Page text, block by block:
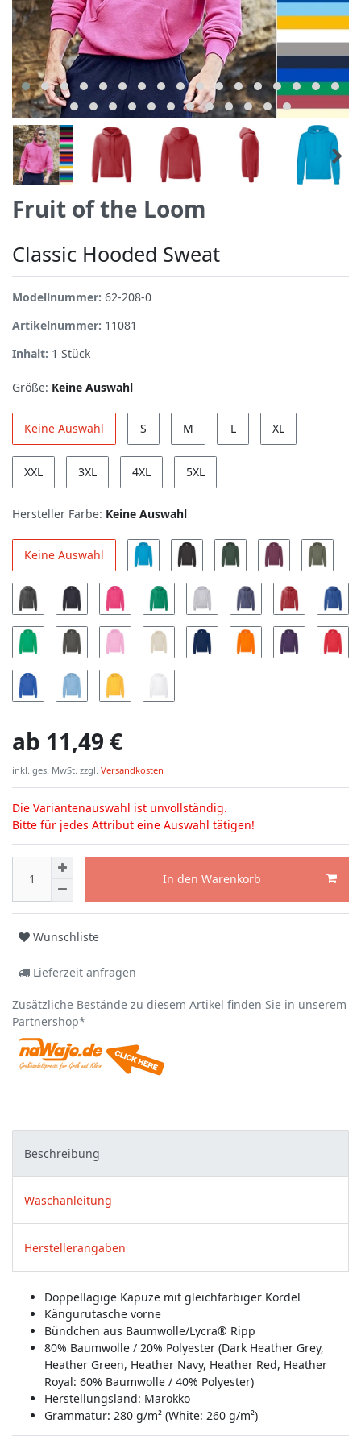
Fruit of the Loom
Classic Hooded Sweat
Modellnummer: 62-208-0
Artikelnummer: 11081
Inhalt: 1 Stück
Größe: Keine Auswahl
Keine Auswahl S M L XL
XXL 3XL 4XL 5XL
Hersteller Farbe: Keine Auswahl
Keine Auswahl
ab 11,49 €
inkl. ges. MwSt. zzgl. Versandkosten
Die Variantenauswahl ist unvollständig.
Bitte für jedes Attribut eine Auswahl tätigen!
In den Warenkorb
Wunschliste
Lieferzeit anfragen
Zusätzliche Bestände zu diesem Artikel finden Sie in unserem
Partnershop*
Beschreibung
Waschanleitung
Herstellerangaben
Doppellagige Kapuze mit gleichfarbiger Kordel
Kängurutasche vorne
Bündchen aus Baumwolle/Lycra® Ripp
80% Baumwolle / 20% Polyester (Dark Heather Grey,
Heather Green, Heather Navy, Heather Red, Heather
Royal: 60% Baumwolle / 40% Polyester)
Herstellungsland: Marokko
Grammatur: 280 g/m² (White: 260 g/m²)